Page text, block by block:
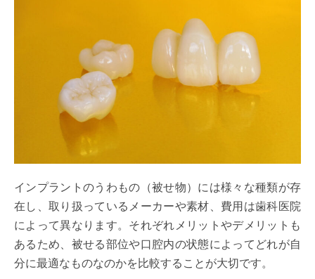
インプラントのうわもの（被せ物）には様々な種類が存
在し、取り扱っているメーカーや素材、費用は歯科医院
によって異なります。それぞれメリットやデメリットも
あるため、被せる部位や口腔内の状態によってどれが自
分に最適なものなのかを比較することが大切です。